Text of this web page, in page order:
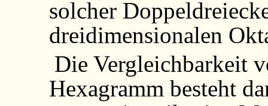
solcher
dreidimensionalen
Die Vergleichbarkeit
Hexagramm besteht